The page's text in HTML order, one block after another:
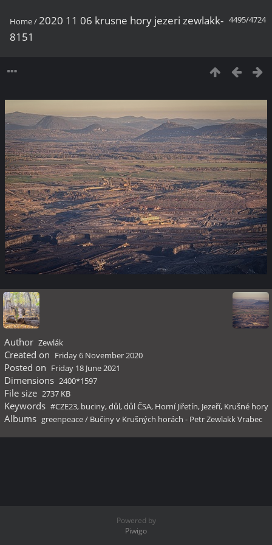
4495/4724
Home/2020 11 06 krusne hory jezeri zewlakk-
8151
Author Zewlák
Created on Friday 6 November 2020
Posted on Friday 18 June 2021
Dimensions 2400*1597
File size 2737 KB
Keywords #CZE23, buciny,důl,důl ČSA, Horní Jiřetín, Jezeří, Krušné hory
Albums greenpeace/ Bučiny v Krušných horách - Petr Zewlakk Vrabec
Powered by
Piwigo